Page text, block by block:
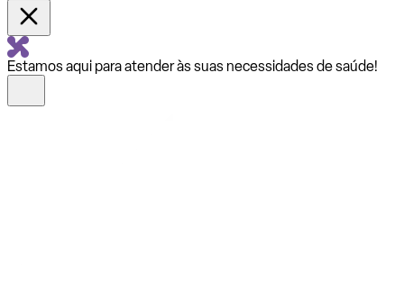
Estamos aqui para atender às suas necessidades de saúde!